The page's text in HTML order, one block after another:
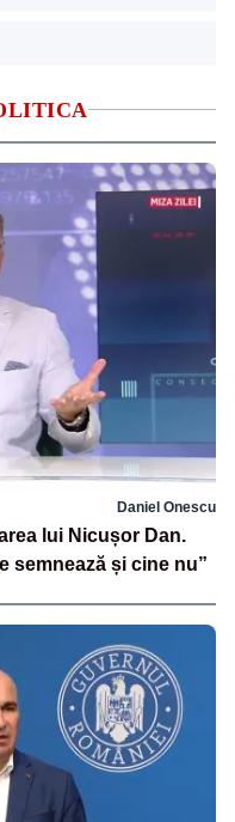
Daniel Onescu
lui Nicușor Dan.
semnează și cine nu”